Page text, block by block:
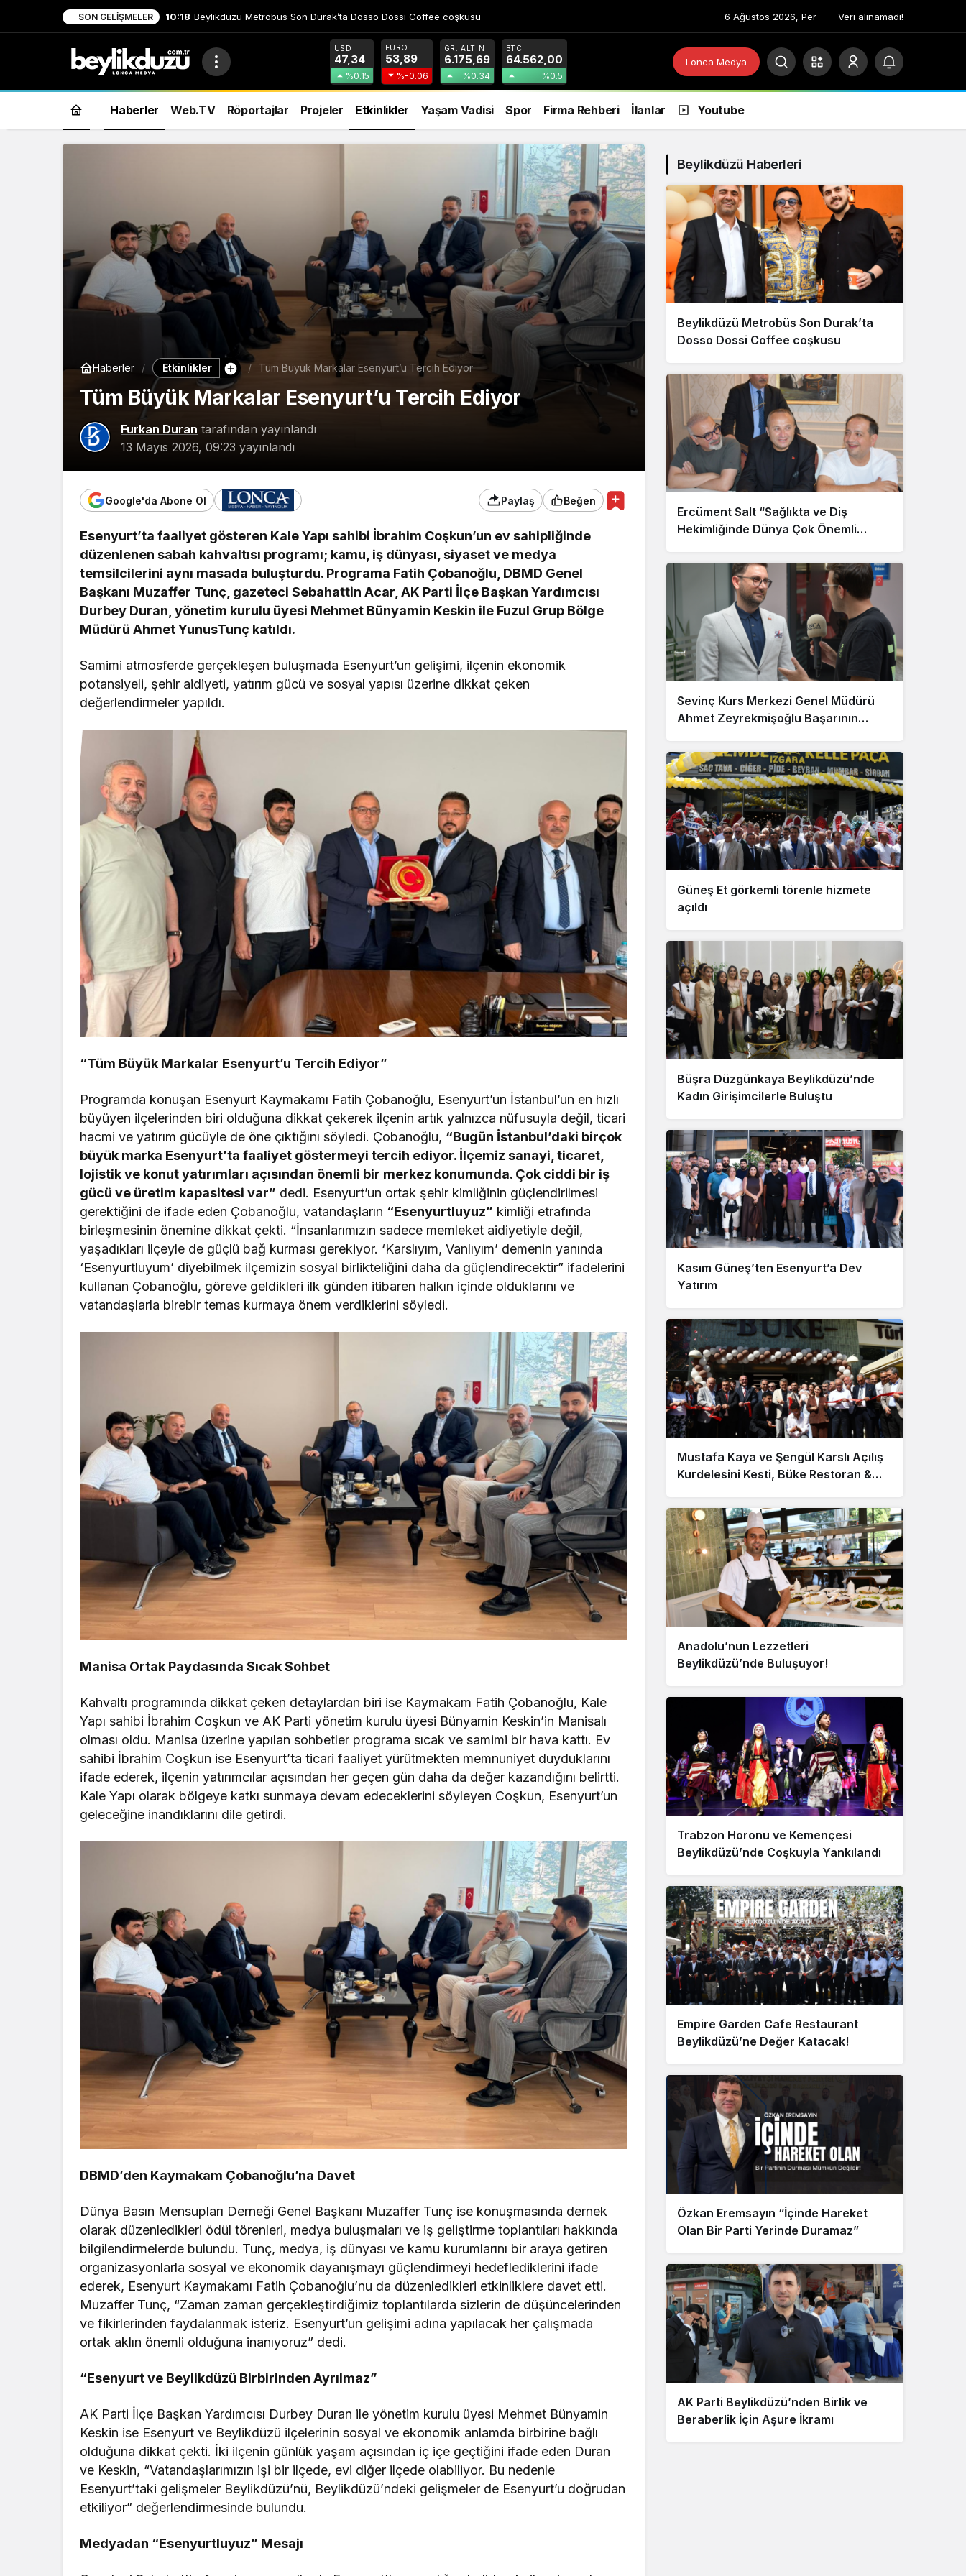
SON GELIŞMELER 22:31 Ercüment Salt “Sağlıkta ve Diş Hekimliğinde Dünya Çok Önemli Noktaya Geldi” 6 Ağustos 2026, Per Veri alınamadı!
USD
47,34
%0.15
EURO
53,89
%-0.06
GR. ALTIN
6.175,69
%0.34
BTC
64.562,00
%0.5
Lonca Medya
Haberler Web.TV Röportajlar Projeler Etkinlikler Yaşam Vadisi Spor Firma Rehberi İlanlar Youtube
Haberler Etkinlikler Tüm Büyük Markalar Esenyurt’u Tercih Ediyor
Tüm Büyük Markalar Esenyurt’u Tercih Ediyor
Furkan Duran tarafından yayınlandı
13 Mayıs 2026, 09:23 yayınlandı
Google'da Abone Ol Paylaş Beğen
Esenyurt’ta faaliyet gösteren Kale Yapı sahibi İbrahim Coşkun’un ev sahipliğinde
düzenlenen sabah kahvaltısı programı; kamu, iş dünyası, siyaset ve medya
temsilcilerini aynı masada buluşturdu. Programa Fatih Çobanoğlu, DBMD Genel
Başkanı Muzaffer Tunç, gazeteci Sebahattin Acar, AK Parti İlçe Başkan Yardımcısı
Durbey Duran, yönetim kurulu üyesi Mehmet Bünyamin Keskin ile Fuzul Grup Bölge
Müdürü Ahmet YunusTunç katıldı.
Samimi atmosferde gerçekleşen buluşmada Esenyurt’un gelişimi, ilçenin ekonomik
potansiyeli, şehir aidiyeti, yatırım gücü ve sosyal yapısı üzerine dikkat çeken
değerlendirmeler yapıldı.
“Tüm Büyük Markalar Esenyurt’u Tercih Ediyor”
Programda konuşan Esenyurt Kaymakamı Fatih Çobanoğlu, Esenyurt’un İstanbul’un en hızlı
büyüyen ilçelerinden biri olduğuna dikkat çekerek ilçenin artık yalnızca nüfusuyla değil, ticari
hacmi ve yatırım gücüyle de öne çıktığını söyledi. Çobanoğlu, “Bugün İstanbul’daki birçok
büyük marka Esenyurt’ta faaliyet göstermeyi tercih ediyor. İlçemiz sanayi, ticaret,
lojistik ve konut yatırımları açısından önemli bir merkez konumunda. Çok ciddi bir iş
gücü ve üretim kapasitesi var” dedi. Esenyurt’un ortak şehir kimliğinin güçlendirilmesi
gerektiğini de ifade eden Çobanoğlu, vatandaşların “Esenyurtluyuz” kimliği etrafında
birleşmesinin önemine dikkat çekti. “İnsanlarımızın sadece memleket aidiyetiyle değil,
yaşadıkları ilçeyle de güçlü bağ kurması gerekiyor. ‘Karslıyım, Vanlıyım’ demenin yanında
‘Esenyurtluyum’ diyebilmek ilçemizin sosyal birlikteliğini daha da güçlendirecektir” ifadelerini
kullanan Çobanoğlu, göreve geldikleri ilk günden itibaren halkın içinde olduklarını ve
vatandaşlarla birebir temas kurmaya önem verdiklerini söyledi.
Manisa Ortak Paydasında Sıcak Sohbet
Kahvaltı programında dikkat çeken detaylardan biri ise Kaymakam Fatih Çobanoğlu, Kale
Yapı sahibi İbrahim Coşkun ve AK Parti yönetim kurulu üyesi Bünyamin Keskin’in Manisalı
olması oldu. Manisa üzerine yapılan sohbetler programa sıcak ve samimi bir hava kattı. Ev
sahibi İbrahim Coşkun ise Esenyurt’ta ticari faaliyet yürütmekten memnuniyet duyduklarını
ifade ederek, ilçenin yatırımcılar açısından her geçen gün daha da değer kazandığını belirtti.
Kale Yapı olarak bölgeye katkı sunmaya devam edeceklerini söyleyen Coşkun, Esenyurt’un
geleceğine inandıklarını dile getirdi.
DBMD’den Kaymakam Çobanoğlu’na Davet
Dünya Basın Mensupları Derneği Genel Başkanı Muzaffer Tunç ise konuşmasında dernek
olarak düzenledikleri ödül törenleri, medya buluşmaları ve iş geliştirme toplantıları hakkında
bilgilendirmelerde bulundu. Tunç, medya, iş dünyası ve kamu kurumlarını bir araya getiren
organizasyonlarla sosyal ve ekonomik dayanışmayı güçlendirmeyi hedeflediklerini ifade
ederek, Esenyurt Kaymakamı Fatih Çobanoğlu’nu da düzenledikleri etkinliklere davet etti.
Muzaffer Tunç, “Zaman zaman gerçekleştirdiğimiz toplantılarda sizlerin de düşüncelerinden
ve fikirlerinden faydalanmak isteriz. Esenyurt’un gelişimi adına yapılacak her çalışmada
ortak aklın önemli olduğuna inanıyoruz” dedi.
“Esenyurt ve Beylikdüzü Birbirinden Ayrılmaz”
AK Parti İlçe Başkan Yardımcısı Durbey Duran ile yönetim kurulu üyesi Mehmet Bünyamin
Keskin ise Esenyurt ve Beylikdüzü ilçelerinin sosyal ve ekonomik anlamda birbirine bağlı
olduğuna dikkat çekti. İki ilçenin günlük yaşam açısından iç içe geçtiğini ifade eden Duran
ve Keskin, “Vatandaşlarımızın işi bir ilçede, evi diğer ilçede olabiliyor. Bu nedenle
Esenyurt’taki gelişmeler Beylikdüzü’nü, Beylikdüzü’ndeki gelişmeler de Esenyurt’u doğrudan
etkiliyor” değerlendirmesinde bulundu.
Medyadan “Esenyurtluyuz” Mesajı
Beylikdüzü Haberleri
Beylikdüzü Metrobüs Son Durak’ta
Dosso Dossi Coffee coşkusu
Ercüment Salt “Sağlıkta ve Diş
Hekimliğinde Dünya Çok Önemli
Sevinç Kurs Merkezi Genel Müdürü
Ahmet Zeyrekmişoğlu Başarının
Güneş Et görkemli törenle hizmete
açıldı
Büşra Düzgünkaya Beylikdüzü’nde
Kadın Girişimcilerle Buluştu
Kasım Güneş’ten Esenyurt’a Dev
Yatırım
Mustafa Kaya ve Şengül Karslı Açılış
Kurdelesini Kesti, Büke Restoran &
Anadolu’nun Lezzetleri
Beylikdüzü’nde Buluşuyor!
Trabzon Horonu ve Kemençesi
Beylikdüzü’nde Coşkuyla Yankılandı
Empire Garden Cafe Restaurant
Beylikdüzü’ne Değer Katacak!
Özkan Eremsayın “İçinde Hareket
Olan Bir Parti Yerinde Duramaz”
AK Parti Beylikdüzü’nden Birlik ve
Beraberlik İçin Aşure İkramı